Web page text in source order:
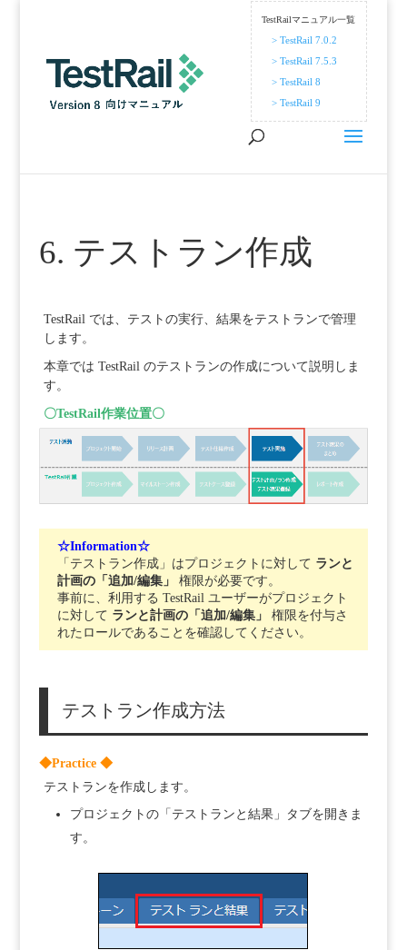
TestRailマニュアル一覧
> TestRail 7.0.2
> TestRail 7.5.3
> TestRail 8
> TestRail 9
6. テストラン作成
TestRail では、テストの実行、結果をテストランで管理
します。
本章では TestRail のテストランの作成について説明しま
す。
〇TestRail作業位置〇
☆Information☆
「テストラン作成」はプロジェクトに対して ランと
計画の「追加/編集」
権限が必要です。
事前に、利用する TestRail ユーザーがプロジェクト
に対して ランと計画の「追加/編集」
権限を付与さ
れたロールであることを確認してください。
テストラン作成方法
◆Practice ◆
テストランを作成します。
プロジェクトの「テストランと結果」タブを開きま
す。